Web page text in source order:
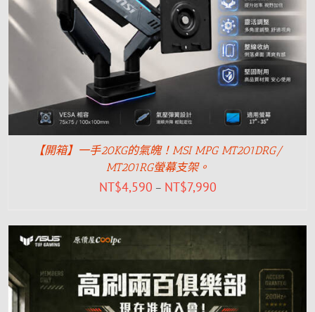
【開箱】一手20KG的氣魄！MSI MPG MT201DRG/
MT201RG螢幕支架。
NT$4,590 – NT$7,990